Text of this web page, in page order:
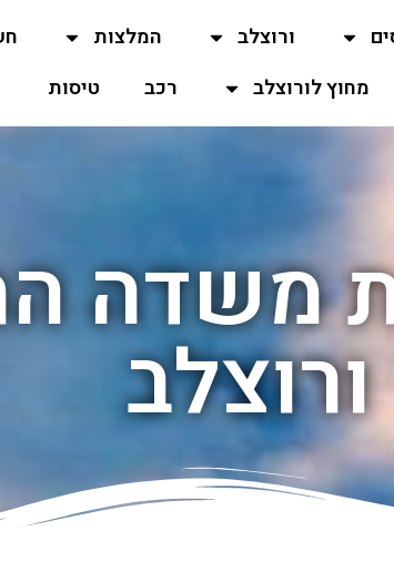
ורוצלב המלצות
מחוץ לורוצלב
רכב טיסות
משדה
ורוצלב